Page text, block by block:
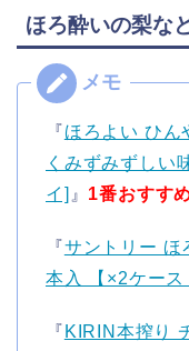
ほろ酔いの梨な
『ほろよい ひ
くみずみずしい
イ] 』 1番おすす
『サントリー ほ
本入 【×2ケース
『 KIRIN本搾り